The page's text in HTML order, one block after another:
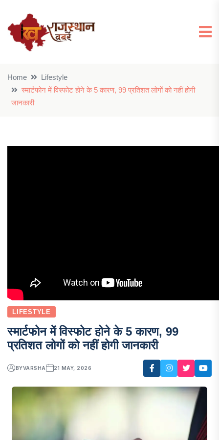
Home
Lifestyle
स्मार्टफोन में विस्फोट होने के 5 कारण, 99 प्रतिशत लोगों को नहीं होगी
जानकारी
LIFESTYLE
स्मार्टफोन में विस्फोट होने के 5 कारण, 99
प्रतिशत लोगों को नहीं होगी जानकारी
BYVARSHA 21 MAY, 2026